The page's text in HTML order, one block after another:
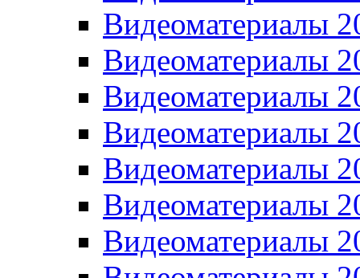
Видеоматериалы
Видеоматериалы
Видеоматериалы
Видеоматериалы
Видеоматериалы
Видеоматериалы
Видеоматериалы